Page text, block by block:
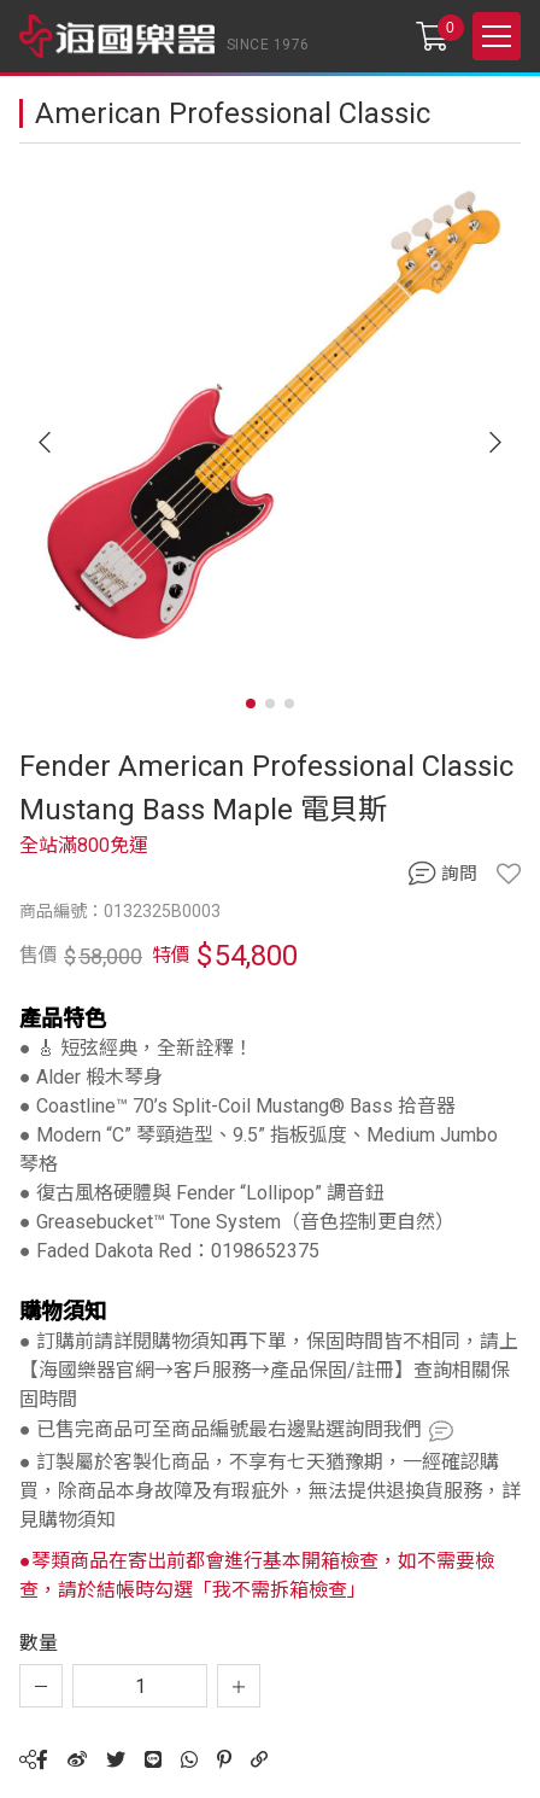
SINCE 1976
0
American Professional Classic
Fender American Professional Classic
Mustang Bass Maple 電貝斯
商品編號：0132325B0003
全站滿800免運
售價 $58,000 特價 $54,800
產品特色
● 🎸 短弦經典，全新詮釋！
● Alder 椴木琴身
● Coastline™ 70’s Split-Coil Mustang® Bass 拾音器
● Modern “C” 琴頸造型、9.5” 指板弧度、Medium Jumbo
琴格
● 復古風格硬體與 Fender “Lollipop” 調音鈕
● Greasebucket™ Tone System（音色控制更自然）
● Faded Dakota Red：0198652375
購物須知
● 訂購前請詳閱購物須知再下單，保固時間皆不相同，請上
【海國樂器官網→客戶服務→產品保固/註冊】查詢相關保
固時間
● 已售完商品可至商品編號最右邊點選詢問我們
● 訂製屬於客製化商品，不享有七天猶豫期，一經確認購
買，除商品本身故障及有瑕疵外，無法提供退換貨服務，詳
見購物須知
●琴類商品在寄出前都會進行基本開箱檢查，如不需要檢
查，請於結帳時勾選「我不需拆箱檢查」
數量
詢問